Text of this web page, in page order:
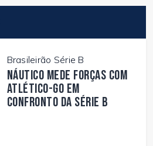
Brasileirão Série B
Náutico mede forças com
Atlético-GO em
confronto da Série B